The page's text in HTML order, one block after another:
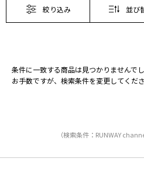
絞り込み 並び
条件に一致する商品は見つかりませんでし
お手数ですが、検索条件を変更してくださ
（検索条件：RUNWAY